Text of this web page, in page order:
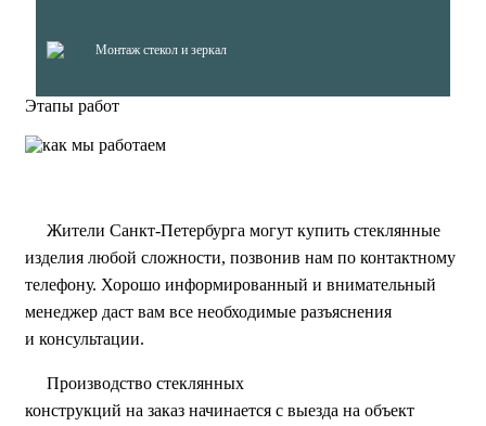
Монтаж стекол и зеркал
Этапы работ
Жители Санкт-Петербурга могут купить стеклянные
изделия любой сложности, позвонив нам по контактному
телефону. Хорошо информированный и внимательный
менеджер даст вам все необходимые разъяснения
и консультации.
Производство стеклянных
конструкций на заказ начинается с выезда на объект